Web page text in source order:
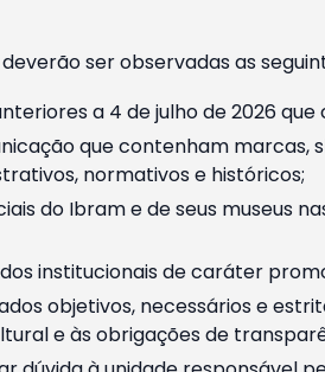
ser observadas as
a 4 de julho de 2026
que contenham marcas,
normativos e históricos;
do Ibram e de seus museus
institucionais de caráter
objetivos, necessários e
e às obrigações de